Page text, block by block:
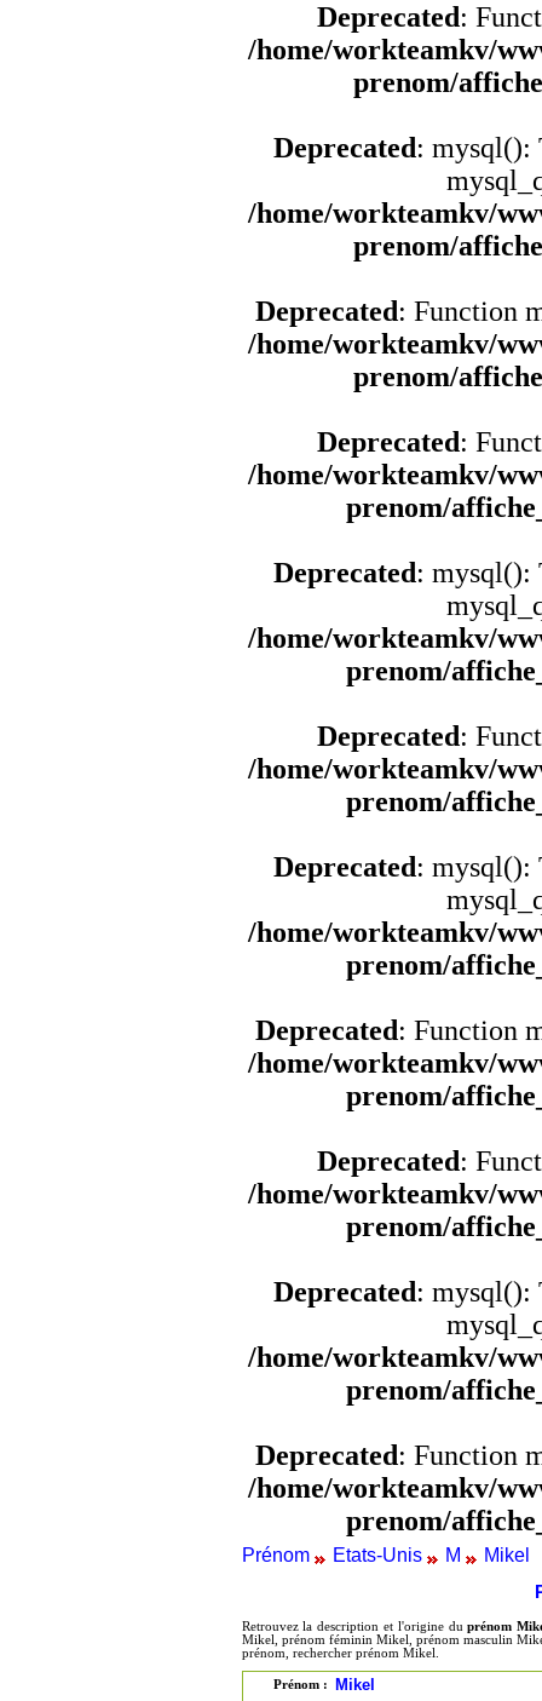
Deprecated:
/home/workteamkv/
prenom/
Deprecated: mysql():
/home/workteamkv/
prenom/
Deprecated: Function
/home/workteamkv/
prenom/
Deprecated:
/home/workteamkv/
prenom/
Deprecated: mysql():
/home/workteamkv/
prenom/
Deprecated:
/home/workteamkv/
prenom/
Deprecated: mysql():
/home/workteamkv/
prenom/
Deprecated: Function
/home/workteamkv/
prenom/
Deprecated:
/home/workteamkv/
prenom/
Deprecated: mysql():
/home/workteamkv/
prenom/
Deprecated: Function
/home/workteamkv/
prenom/
Prénom Etats-Unis M Mikel
Retrouvez la description et l'origine duprénom
Mikel, prénom féminin Mikel, prénom masculin
prénom, rechercher prénom Mikel.
Prénom : Mikel